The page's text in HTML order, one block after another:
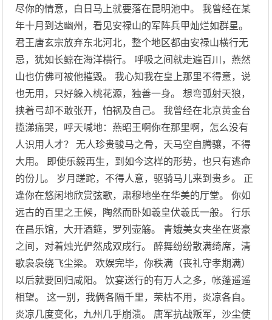
尽你的情意，白日马上就要落在昆明池中。 我曾经在某
年十月到达幽州，看见安禄山的军阵兵甲灿烂如群星。
君王唐玄宗放弃东北河北，整个地区都由安禄山横行无
忌，犹如长鲸在海洋横行。 呼吸之间就走遍百川，燕然
山也仿佛可被他摧毁。 我心知我在皇上那里不得意，说
也无用，只好躲入桃花源，独善一身。 想弯弧射天狼，
挟着弓却不敢张开，怕祸及自己。 我曾经在北京黄金台
揽涕痛哭，呼天喊地：燕昭王啊你在那里啊，怎么没有
人识用人才？ 无人珍贵骏马之骨，天马空自腾骧，不得
大用。 即使乐毅再生，到如今这样的形势，也只有逃命
的份儿。 岁月蹉跎，不得人意，驱骑马儿来到贵乡。 正
逢你在悠闲地欣赏弦歌，肃穆地坐在华美的厅堂。 你如
远古的百里之王候，陶然而卧如羲皇伏羲氏一般。 行乐
在昌乐馆，大开酒筵，罗列壶觞。 青娥美女夹坐在贤豪
之间，对着烛光俨然成双成行。 醉舞纷纷散满绮席，清
歌袅袅绕飞尘梁。 欢娱完毕，你秩满（丧礼守孝期满）
以后就要回归咸阳。 饮宴送行的有万人之多，帐蓬遥遥
相望。 这一别，我俩各隔千里，荣枯不用，炎凉各自。
炎凉几度变化，九州几乎崩溃。 唐军抗战叛军，沙尘使